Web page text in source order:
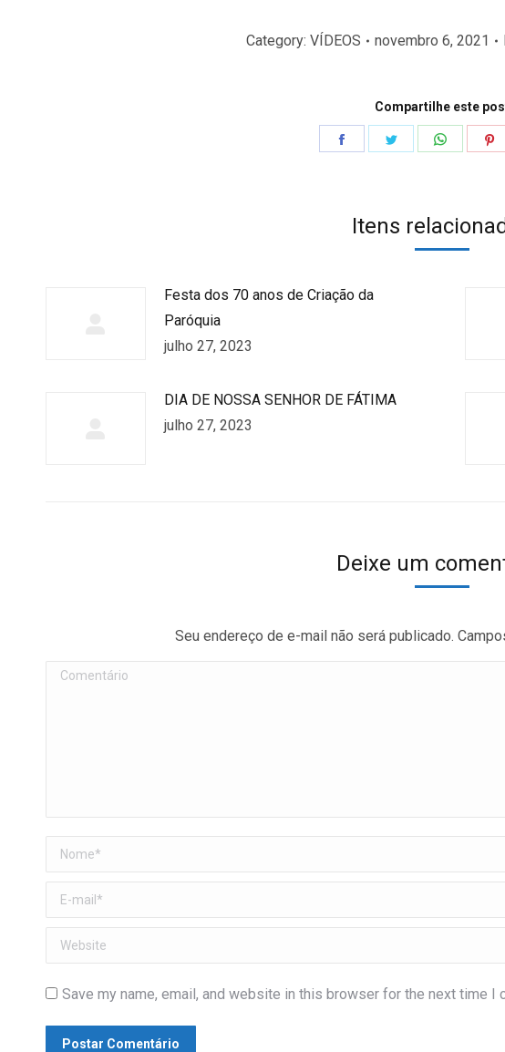
Category: VÍDEOS novembro 6, 2021
Compartilhe este
Share
Share
Itens
Festa dos 70 anos de Criação da
Paróquia
julho 27, 2023
DIA DE NOSSA SENHOR DE FÁTIMA
julho 27, 2023
Deixe um
Seu endereço de e-mail não será publicado.
Comentário
Nome *
E-mail *
Website
Save my name, email, and website in this browser for the next time I
Postar Comentário